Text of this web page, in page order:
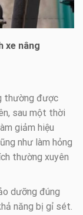
xe nâng
thường được
sau một thời
giảm hiệu
như làm hỏng
thường xuyên
dưỡng đúng
năng bị gỉ sét.